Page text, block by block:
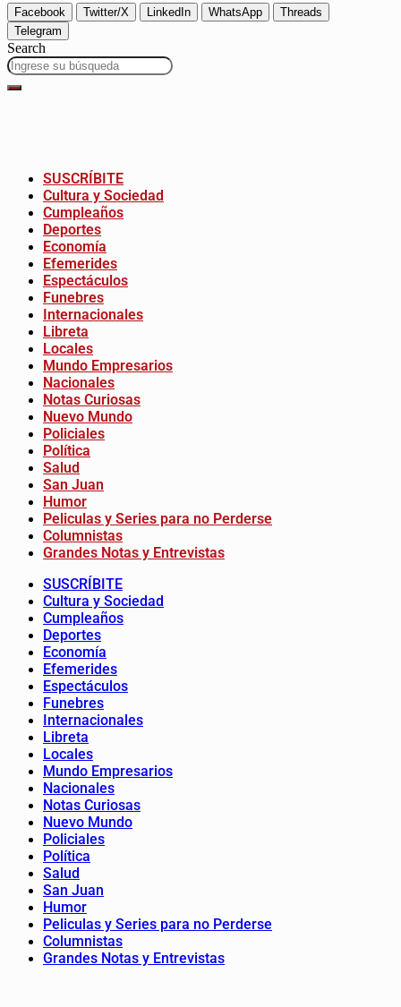
Facebook Twitter/X LinkedIn WhatsApp
Threads
Telegram
Search
SUSCRÍBITE
Cultura y Sociedad
Cumpleaños
Deportes
Economía
Efemerides
Espectáculos
Funebres
Internacionales
Libreta
Locales
Mundo Empresarios
Nacionales
Notas Curiosas
Nuevo Mundo
Policiales
Política
Salud
San Juan
Humor
Peliculas y Series para no Perderse
Columnistas
Grandes Notas y Entrevistas
SUSCRÍBITE
Cultura y Sociedad
Cumpleaños
Deportes
Economía
Efemerides
Espectáculos
Funebres
Internacionales
Libreta
Locales
Mundo Empresarios
Nacionales
Notas Curiosas
Nuevo Mundo
Policiales
Política
Salud
San Juan
Humor
Peliculas y Series para no Perderse
Columnistas
Grandes Notas y Entrevistas